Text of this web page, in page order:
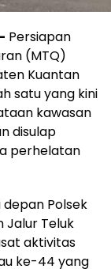
Persiapan
(MTQ)
Kuantan
satu yang kini
kawasan
disulap
perhelatan
Polsek
Jalur Teluk
aktivitas
ke-44 yang